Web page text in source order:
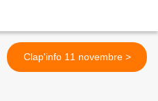
Clap'info 11 novembre >